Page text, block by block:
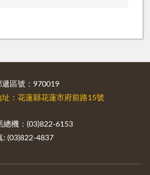
遞區號：970019
址：花蓮縣花蓮市府前路15號
總機：(03)822-6153
: (03)822-4837